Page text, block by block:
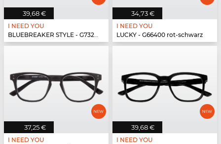
39,68 €
I NEED YOU
BLUEBREAKER STYLE - G73200 schwarz
34,73 €
I NEED YOU
LUCKY - G66400 rot-schwarz
37,25 €
I NEED YOU
39,68 €
I NEED YOU